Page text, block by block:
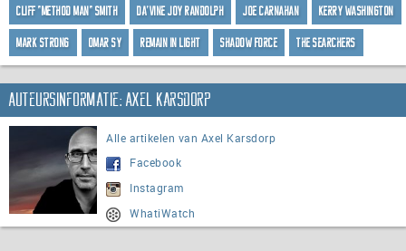
Cliff "Method Man" Smith Da'Vine Joy Randolph Joe Carnahan Kerry Washington
Mark Strong Omar Sy Remain In Light Shadow Force The Searchers
Auteursinformatie: Axel Karsdorp
Alle artikelen van Axel Karsdorp
Facebook
Instagram
WhatiWatch